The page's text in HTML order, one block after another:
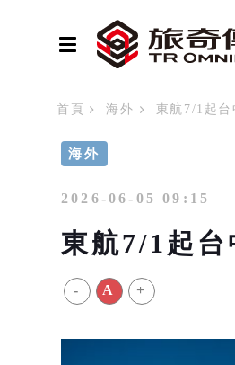
首頁 海外 東航7/1起台
海外
2026-06-05 09:15
東航7/1起台
- A +